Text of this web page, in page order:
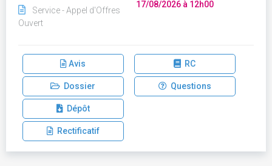
Service - Appel d'Offres
Ouvert
17/08/2026 à 12h00
Avis RC
Dossier Questions
Dépôt
Rectificatif